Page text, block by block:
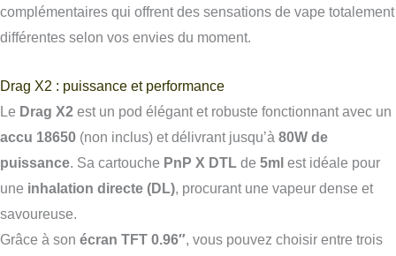
complémentaires qui offrent des sensations de vape totalement
différentes selon vos envies du moment.
Drag X2 : puissance et performance
Le Drag X2 est un pod élégant et robuste fonctionnant avec un
accu 18650 (non inclus) et délivrant jusqu’à 80W de
puissance. Sa cartouche PnP X DTL de 5ml est idéale pour
une inhalation directe (DL), procurant une vapeur dense et
savoureuse.
Grâce à son écran TFT 0.96″, vous pouvez choisir entre trois